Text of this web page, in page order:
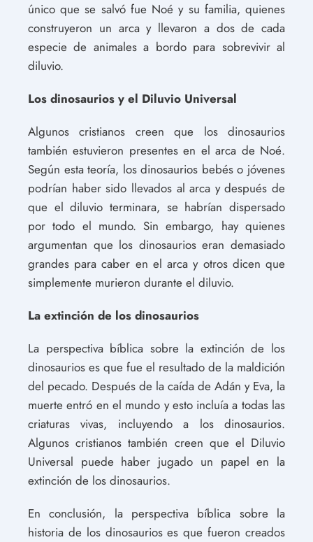
único que se salvó fue Noé y su familia, quienes
construyeron un arca y llevaron a dos de cada
especie de animales a bordo para sobrevivir al
diluvio.
Los dinosaurios y el Diluvio Universal
Algunos cristianos creen que los dinosaurios
también estuvieron presentes en el arca de Noé.
Según esta teoría, los dinosaurios bebés o jóvenes
podrían haber sido llevados al arca y después de
que el diluvio terminara, se habrían dispersado
por todo el mundo. Sin embargo, hay quienes
argumentan que los dinosaurios eran demasiado
grandes para caber en el arca y otros dicen que
simplemente murieron durante el diluvio.
La extinción de los dinosaurios
La perspectiva bíblica sobre la extinción de los
dinosaurios es que fue el resultado de la maldición
del pecado. Después de la caída de Adán y Eva, la
muerte entró en el mundo y esto incluía a todas las
criaturas vivas, incluyendo a los dinosaurios.
Algunos cristianos también creen que el Diluvio
Universal puede haber jugado un papel en la
extinción de los dinosaurios.
En conclusión, la perspectiva bíblica sobre la
historia de los dinosaurios es que fueron creados